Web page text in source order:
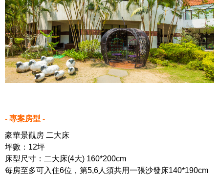
- 專案房型 -
豪華景觀房 二大床
坪數：12坪
床型尺寸：二大床(4大) 160*200cm
每房至多可入住6位，第5,6人須共用一張沙發床140*190cm